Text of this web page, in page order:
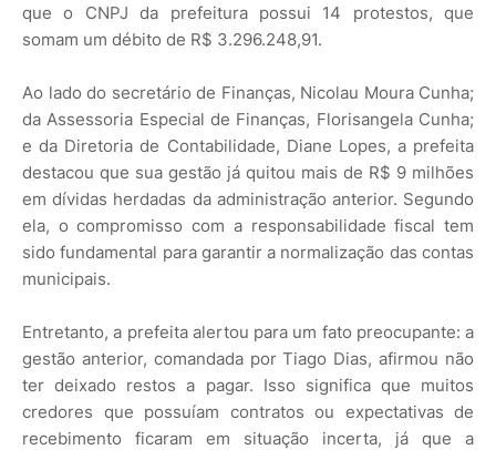
que o CNPJ da prefeitura possui 14 protestos, que
somam um débito de R$ 3.296.248,91.
Ao lado do secretário de Finanças, Nicolau Moura Cunha;
da Assessoria Especial de Finanças, Florisangela Cunha;
e da Diretoria de Contabilidade, Diane Lopes, a prefeita
destacou que sua gestão já quitou mais de R$ 9 milhões
em dívidas herdadas da administração anterior. Segundo
ela, o compromisso com a responsabilidade fiscal tem
sido fundamental para garantir a normalização das contas
municipais.
Entretanto, a prefeita alertou para um fato preocupante: a
gestão anterior, comandada por Tiago Dias, afirmou não
ter deixado restos a pagar. Isso significa que muitos
credores que possuíam contratos ou expectativas de
recebimento ficaram em situação incerta, já que a